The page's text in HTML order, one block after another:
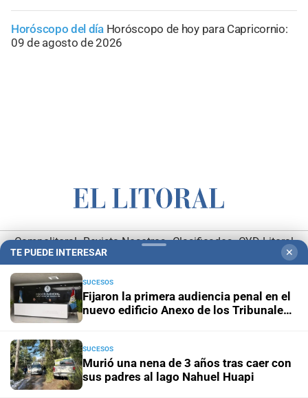
Horóscopo del día Horóscopo de hoy para Capricornio:
09 de agosto de 2026
Campolitoral Revista Nosotros Clasificados CYD Litoral
Podcasts Mirador Provincial VivíMejor SF Puerto Negocios
Notife
Hemeroteca Digital (1930-1979)
TE PUEDE INTERESAR ✕
SUCESOS
Fijaron la primera audiencia penal en el
nuevo edificio Anexo de los Tribunales
SUCESOS
Murió una nena de 3 años tras caer con
sus padres al lago Nahuel Huapi